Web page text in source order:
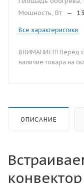
Мощность, Вт
—
Все характеристики
ВНИМАНИЕ!!! Перед
наличие товара на
ОПИСАНИЕ